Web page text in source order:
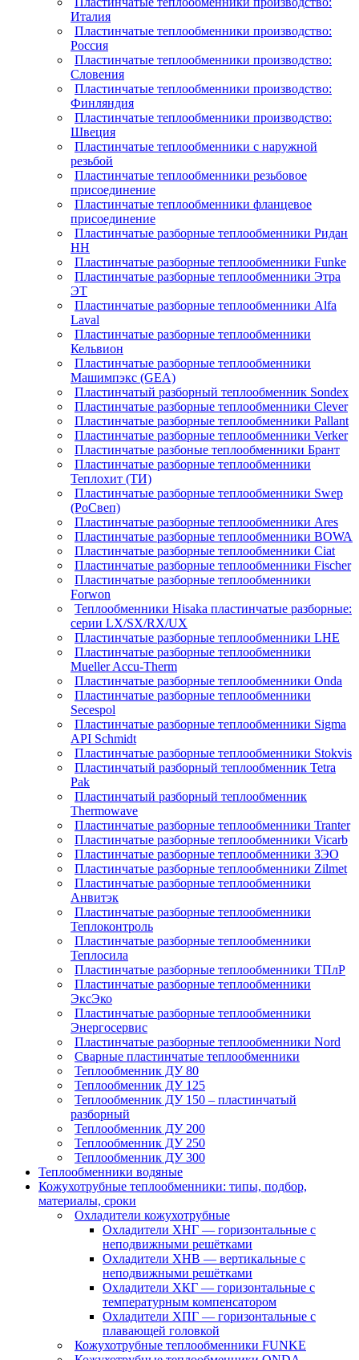
Италия
Пластинчатые теплообменники производство:
Россия
Пластинчатые теплообменники производство:
Словения
Пластинчатые теплообменники производство:
Финляндия
Пластинчатые теплообменники производство:
Швеция
Пластинчатые теплообменники с наружной
резьбой
Пластинчатые теплообменники резьбовое
присоединение
Пластинчатые теплообменники фланцевое
присоединение
Пластинчатые разборные теплообменники Ридан
НН
Пластинчатые разборные теплообменники Funke
Пластинчатые разборные теплообменники Этра
ЭТ
Пластинчатые разборные теплообменники Alfa
Laval
Пластинчатые разборные теплообменники
Кельвион
Пластинчатые разборные теплообменники
Машимпэкс (GEA)
Пластинчатый разборный теплообменник Sondex
Пластинчатые разборные теплообменники Clever
Пластинчатые разборные теплообменники Pallant
Пластинчатые разборные теплообменники Verker
Пластинчатые разбоные теплообменники Брант
Пластинчатые разборные теплообменники
Теплохит (ТИ)
Пластинчатые разборные теплообменники Swep
(РоСвеп)
Пластинчатые разборные теплообменники Ares
Пластинчатые разборные теплообменники BOWA
Пластинчатые разборные теплообменники Ciat
Пластинчатые разборные теплообменники Fischer
Пластинчатые разборные теплообменники
Forwon
Теплообменники Hisaka пластинчатые разборные:
серии LX/SX/RX/UX
Пластинчатые разборные теплообменники LHE
Пластинчатые разборные теплообменники
Mueller Accu-Therm
Пластинчатые разборные теплообменники Onda
Пластинчатые разборные теплообменники
Secespol
Пластинчатые разборные теплообменники Sigma
API Schmidt
Пластинчатые разборные теплообменники Stokvis
Пластинчатый разборный теплообменник Tetra
Pak
Пластинчатый разборный теплообменник
Thermowave
Пластинчатые разборные теплообменники Tranter
Пластинчатые разборные теплообменники Vicarb
Пластинчатые разборные теплообменники ЗЭО
Пластинчатые разборные теплообменники Zilmet
Пластинчатые разборные теплообменники
Анвитэк
Пластинчатые разборные теплообменники
Теплоконтроль
Пластинчатые разборные теплообменники
Теплосила
Пластинчатые разборные теплообменники ТПлР
Пластинчатые разборные теплообменники
ЭксЭко
Пластинчатые разборные теплообменники
Энергосервис
Пластинчатые разборные теплообменники Nord
Сварные пластинчатые теплообменники
Теплообменник ДУ 80
Теплообменник ДУ 125
Теплообменник ДУ 150 – пластинчатый
разборный
Теплообменник ДУ 200
Теплообменник ДУ 250
Теплообменник ДУ 300
Теплообменники водяные
Кожухотрубные теплообменники: типы, подбор,
материалы, сроки
Охладители кожухотрубные
Охладители ХНГ — горизонтальные с
неподвижными решётками
Охладители ХНВ — вертикальные с
неподвижными решётками
Охладители ХКГ — горизонтальные с
температурным компенсатором
Охладители ХПГ — горизонтальные с
плавающей головкой
Кожухотрубные теплообменники FUNKE